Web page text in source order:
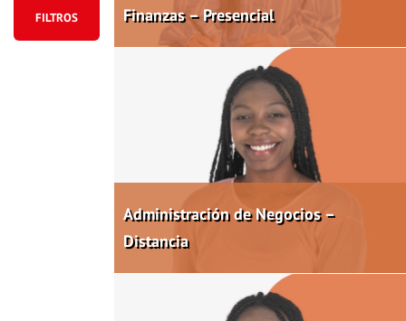
FILTROS
Finanzas – Presencial
Administración de Negocios –
Distancia